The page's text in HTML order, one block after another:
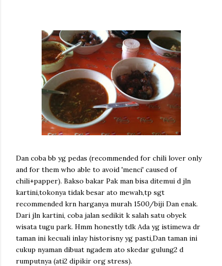
Dan coba bb yg pedas (recommended for chili lover only
and for them who able to avoid 'menci' caused of
chili+papper). Bakso bakar Pak man bisa ditemui d jln
kartini,tokonya tidak besar ato mewah,tp sgt
recommended krn harganya murah 1500/biji Dan enak.
Dari jln kartini, coba jalan sedikit k salah satu obyek
wisata tugu park. Hmm honestly tdk Ada yg istimewa dr
taman ini kecuali inlay historisny yg pasti,Dan taman ini
cukup nyaman dibuat ngadem ato skedar gulung2 d
rumputnya (ati2 dipikir org stress).